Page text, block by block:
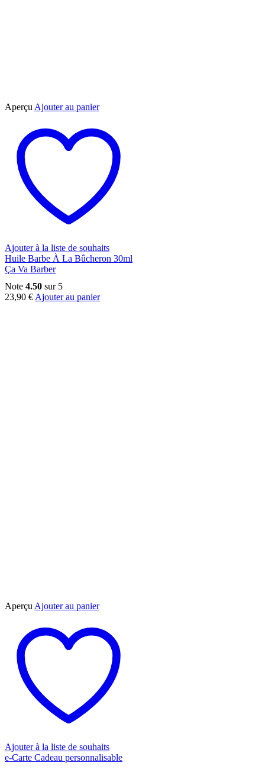
Aperçu Ajouter au panier
Ajouter à la liste de souhaits
Huile Barbe À La Bûcheron 30ml
Ça Va Barber
Note 4.50 sur 5
23,90 € Ajouter au panier
Aperçu Ajouter au panier
Ajouter à la liste de souhaits
e-Carte Cadeau personnalisable